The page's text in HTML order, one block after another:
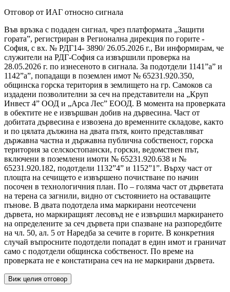
Отговор от ИАГ относно сигнала
Във връзка с подаден сигнал, чрез платформата „Защити
гората”, регистриран в Регионална дирекция по горите -
София, с вх. № РДГ14- 3890/ 26.05.2026 г., Ви информирам, че
служители на РДГ-София са извършили проверка на
28.05.2026 г. по изнесеното в сигнала. За подотдели 1141”а” и
1142”а”, попадащи в поземлен имот № 65231.920.350,
общинска горска територия в землището на гр. Самоков са
издадени позволителни за сеч на представители на „Круп
Инвест 4” ООД и „Арса Лес” ЕООД. В момента на проверката
в обектите не е извършван добив на дървесина. Част от
добитата дървесина е извозена до временните складове, както
и по цялата дължина на двата пътя, които представляват
държавна частна и държавна публична собственост, горска
територия за селскостопански, горски, ведомствен път,
включени в поземлени имоти № 65231.920.638 и №
65231.920.182, подотдели 1132”4” и 1152”1”. Върху част от
площта на сечището е извършено почистване по начин
посочен в технологичния план. По – голяма част от дърветата
на терена са загнили, видно от състоянието на оставащите
пънове. В двата подотдела има маркирани неотсечени
дървета, но маркиращият лесовъд не е извършил маркирането
на определените за сеч дървета при спазване на разпоредбите
на чл. 50, ал. 5 от Наредба за сечите в горите. В конкретния
случай въпросните подотдели попадат в един имот и граничат
само с подотдели общинска собственост. По време на
проверката не е констатирана сеч на не маркирани дървета.
Виж целия отговор